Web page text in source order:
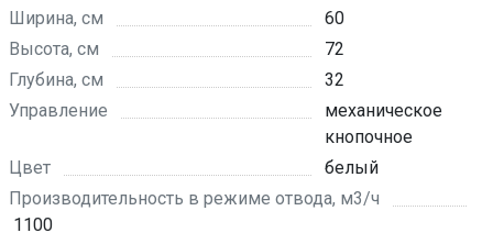
Ширина, см
60
Высота, см
72
Глубина, см
32
Управление
механическое
кнопочное
Цвет
белый
Производительность в режиме отвода, м3/ч
1100